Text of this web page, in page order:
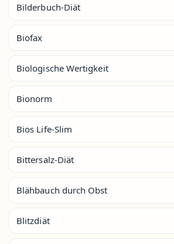
Bilderbuch-Diät
Biofax
Biologische Wertigkeit
Bionorm
Bios Life-Slim
Bittersalz-Diät
Blähbauch durch Obst
Blitzdiät